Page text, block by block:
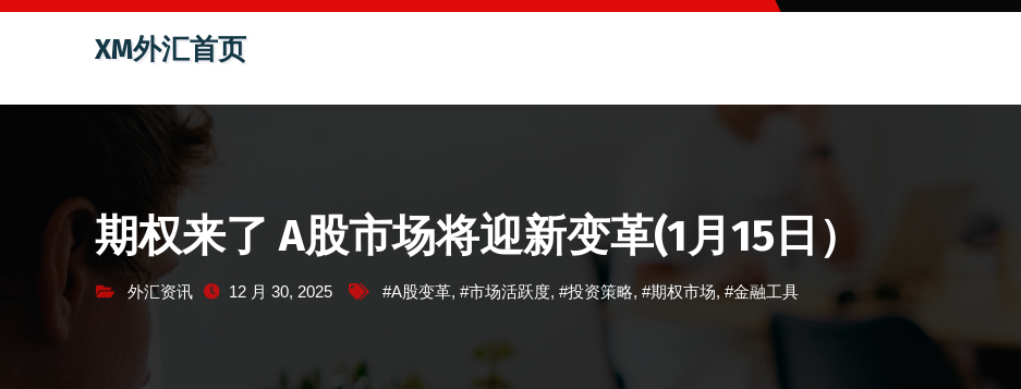
跳
容
XM外汇首页
期权来了 A股市场将迎新变革(1月15日）
外汇资讯 12 月 30, 2025 #A股变革, #市场活跃度, #投资策略, #期权市场, #金融工具